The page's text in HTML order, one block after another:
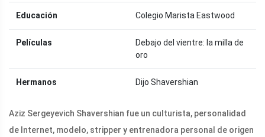
Educación Colegio Marista Eastwood
Películas
Debajo del vientre: la milla de
oro
Hermanos Dijo Shavershian
Aziz Sergeyevich Shavershian fue un culturista, personalidad
de Internet, modelo, stripper y entrenadora personal de origen